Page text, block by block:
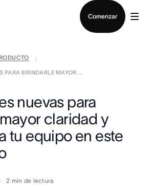
Comenzar
PARA BRINDARLE MAYOR ...
nuevas para
claridad y
tu equipo en este
2 min de lectura